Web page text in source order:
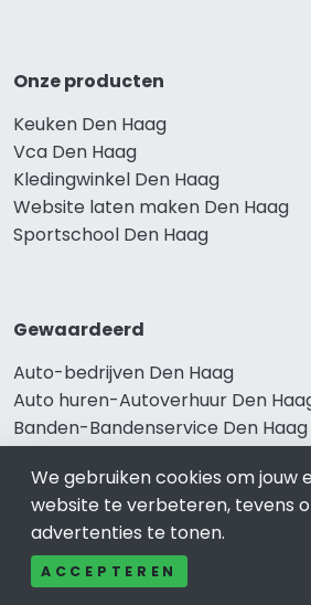
Onze producten
Keuken Den Haag
Vca Den Haag
Kledingwinkel Den Haag
Website laten maken Den Haag
Sportschool Den Haag
Gewaardeerd
Auto-bedrijven Den Haag
Auto huren-Autoverhuur Den
Banden-Bandenservice Den Haag
Slotenmaker Den Haag
Populair
We gebruiken cookies om jouw
website te verbeteren, tevens
advertenties te tonen.
ACCEPTEREN